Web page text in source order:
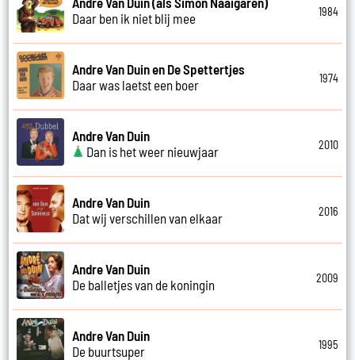
Daar ben ik niet blij mee
1984
Andre Van Duin en De Spettertjes
Daar was laetst een boer
1974
Andre Van Duin
Dan is het weer nieuwjaar
2010
Andre Van Duin
Dat wij verschillen van elkaar
2016
Andre Van Duin
De balletjes van de koningin
2009
Andre Van Duin
De buurtsuper
1995